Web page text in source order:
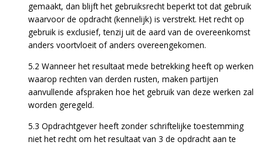
gemaakt, dan blijft het gebruiksrecht beperkt tot dat gebruik
waarvoor de opdracht (kennelijk) is verstrekt. Het recht op
gebruik is exclusief, tenzij uit de aard van de overeenkomst
anders voortvloeit of anders overeengekomen.
5.2 Wanneer het resultaat mede betrekking heeft op werken
waarop rechten van derden rusten, maken partijen
aanvullende afspraken hoe het gebruik van deze werken zal
worden geregeld.
5.3 Opdrachtgever heeft zonder schriftelijke toestemming
niet het recht om het resultaat van 3 de opdracht aan te